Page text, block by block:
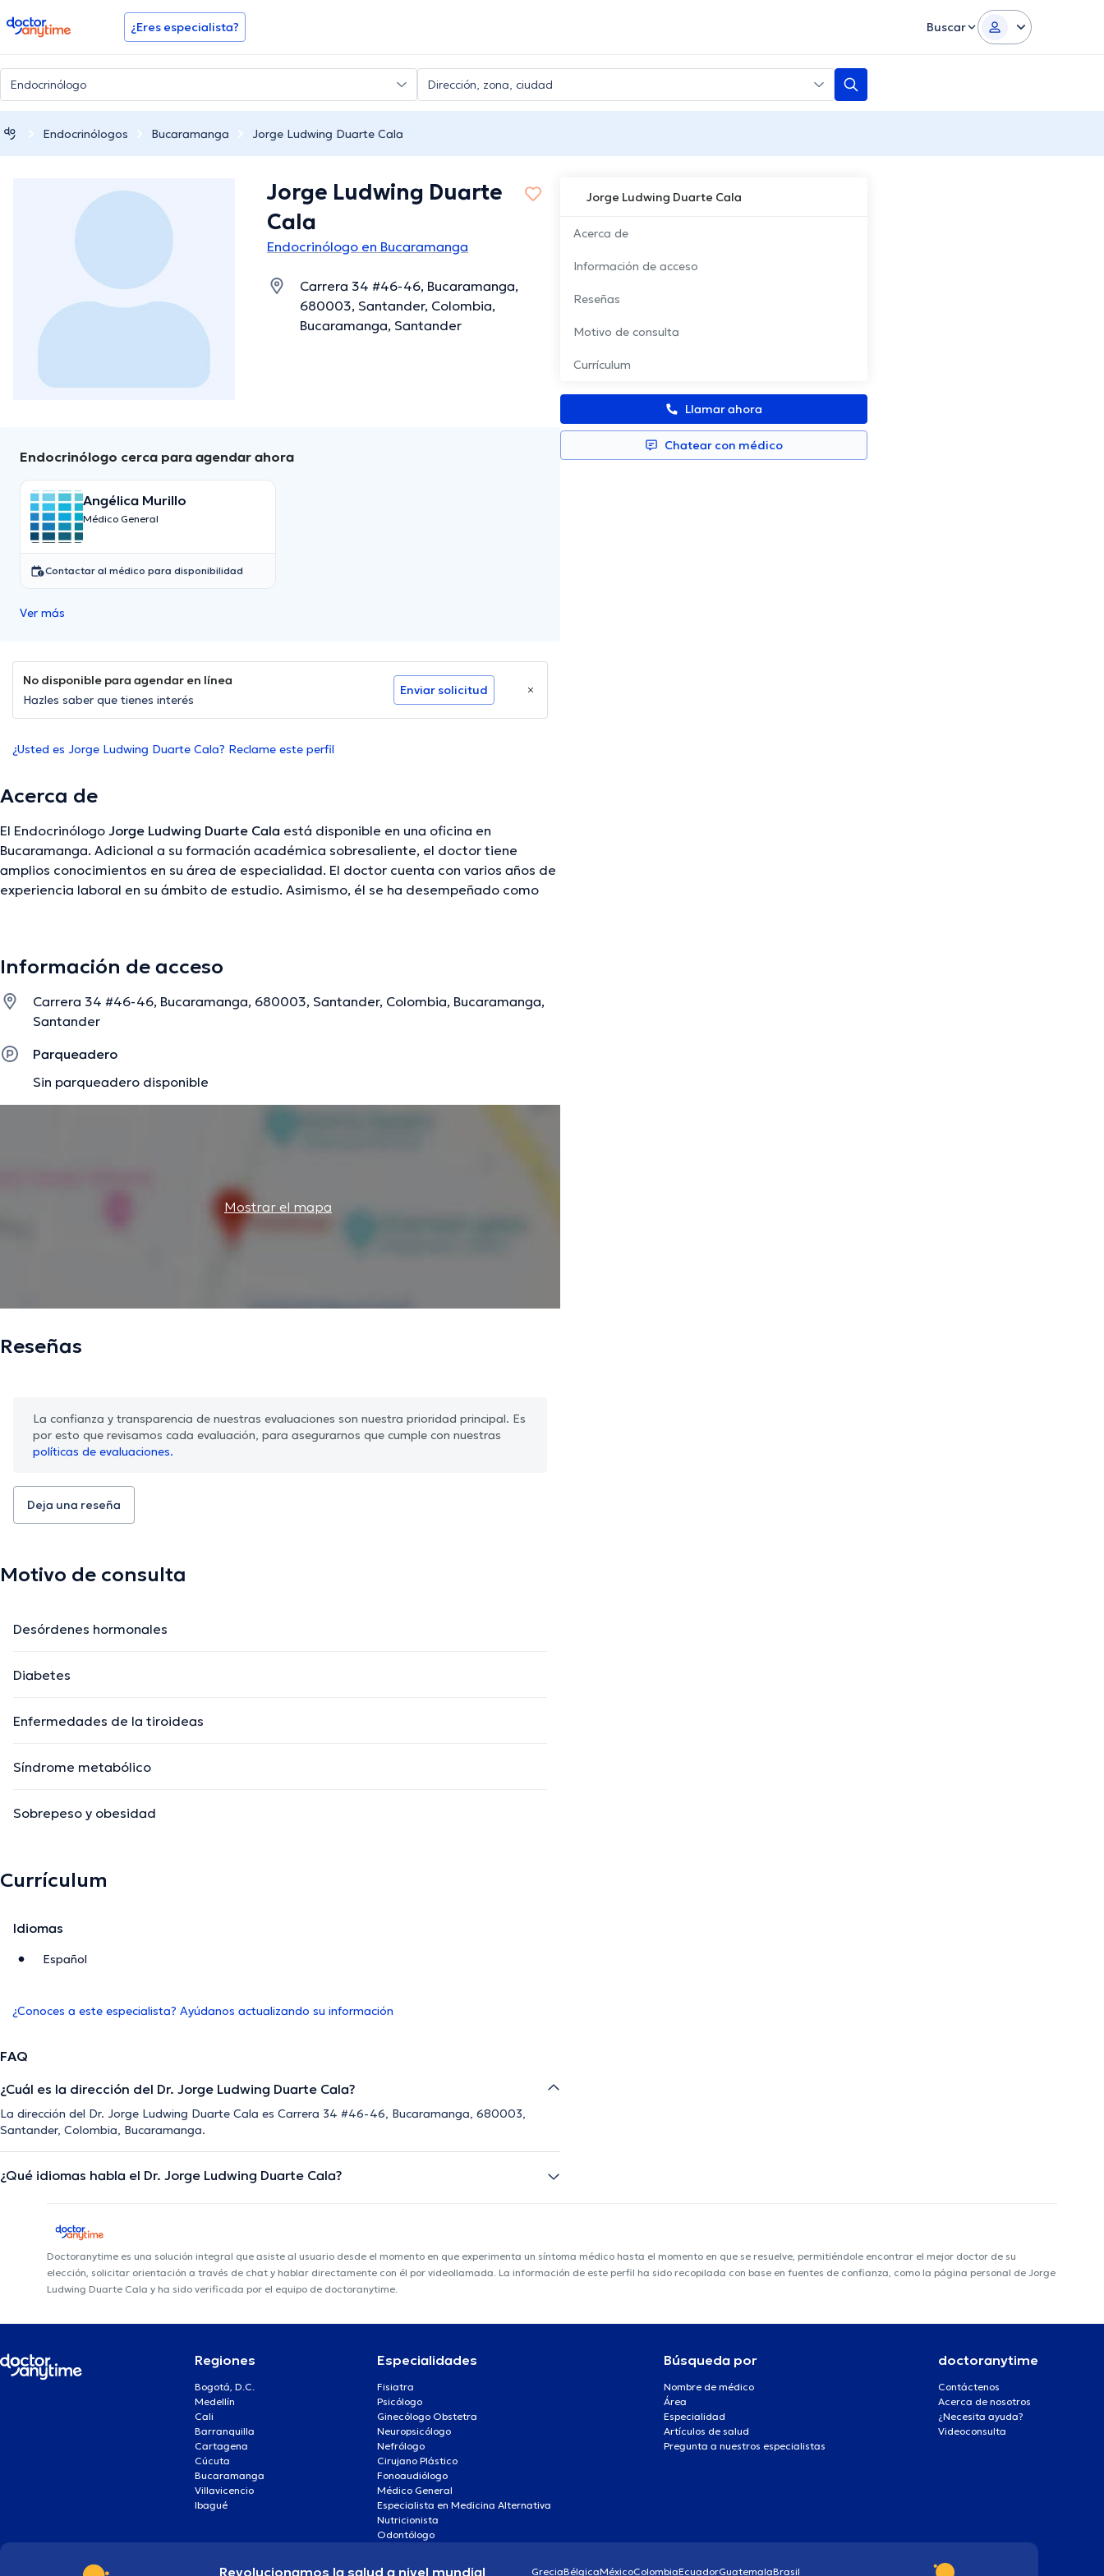
doctoranytime ¿Eres especialista? Buscar
Endocrinólogos Bucaramanga Jorge Ludwing Duarte Cala
Jorge Ludwing Duarte Cala
Acerca de
Información de acceso
Reseñas
Motivo de consulta
Currículum
Llamar ahora
Chatear con médico
Jorge Ludwing Duarte
Cala
Endocrinólogo en Bucaramanga
Carrera 34 #46-46, Bucaramanga,
680003, Santander, Colombia,
Bucaramanga, Santander
Endocrinólogo cerca para agendar ahora
Angélica Murillo
Médico General
Contactar al médico para disponibilidad
Ver más
No disponible para agendar en línea
Hazles saber que tienes interés
Enviar solicitud
¿Usted es Jorge Ludwing Duarte Cala? Reclame este perfil
Acerca de
El Endocrinólogo Jorge Ludwing Duarte Cala está disponible en una oficina en
Bucaramanga. Adicional a su formación académica sobresaliente, el doctor tiene
amplios conocimientos en su área de especialidad. El doctor cuenta con varios años de
experiencia laboral en su ámbito de estudio. Asimismo, él se ha desempeñado como
habla el especialista.
La descripción fue editada por el equipo de doctoranytime, con base en información verificada.
Información de acceso
Carrera 34 #46-46, Bucaramanga, 680003, Santander, Colombia, Bucaramanga,
Santander
Parqueadero
Sin parqueadero disponible
Mostrar el mapa
Reseñas
La confianza y transparencia de nuestras evaluaciones son nuestra prioridad principal. Es
por esto que revisamos cada evaluación, para asegurarnos que cumple con nuestras
políticas de evaluaciones.
Deja una reseña
Motivo de consulta
Desórdenes hormonales
Diabetes
Enfermedades de la tiroideas
Síndrome metabólico
Sobrepeso y obesidad
Currículum
Idiomas
Español
¿Conoces a este especialista? Ayúdanos actualizando su información
FAQ
¿Cuál es la dirección del Dr. Jorge Ludwing Duarte Cala?
La dirección del Dr. Jorge Ludwing Duarte Cala es Carrera 34 #46-46, Bucaramanga, 680003,
Santander, Colombia, Bucaramanga.
¿Qué idiomas habla el Dr. Jorge Ludwing Duarte Cala?
Doctoranytime es una solución integral que asiste al usuario desde el momento en que experimenta un síntoma médico hasta el momento en que se resuelve, permitiéndole encontrar el mejor doctor de su
elección, solicitar orientación a través de chat y hablar directamente con él por videollamada. La información de este perfil ha sido recopilada con base en fuentes de confianza, como la página personal de Jorge
Ludwing Duarte Cala y ha sido verificada por el equipo de doctoranytime.
Regiones
Bogotá, D.C.
Medellín
Cali
Barranquilla
Cartagena
Cúcuta
Bucaramanga
Villavicencio
Ibagué
Especialidades
Fisiatra
Psicólogo
Ginecólogo Obstetra
Neuropsicólogo
Nefrólogo
Cirujano Plástico
Fonoaudiólogo
Médico General
Especialista en Medicina Alternativa
Nutricionista
Odontólogo
Búsqueda por
Nombre de médico
Área
Especialidad
Artículos de salud
Pregunta a nuestros especialistas
doctoranytime
Contáctenos
Acerca de nosotros
¿Necesita ayuda?
Videoconsulta
Revolucionamos la salud a nivel mundial GreciaBélgicaMéxicoColombiaEcuadorGuatemalaBrasil